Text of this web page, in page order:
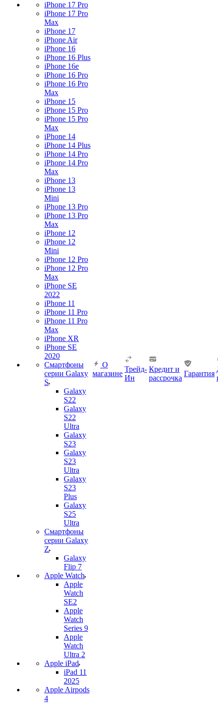
iPhone 17 Pro
iPhone 17 Pro
Max
iPhone 17
iPhone Air
iPhone 16
iPhone 16 Plus
iPhone 16e
iPhone 16 Pro
iPhone 16 Pro
Max
iPhone 15
iPhone 15 Pro
iPhone 15 Pro
Max
iPhone 14
iPhone 14 Plus
iPhone 14 Pro
iPhone 14 Pro
Max
iPhone 13
iPhone 13
Mini
iPhone 13 Pro
iPhone 13 Pro
Max
iPhone 12
iPhone 12
Mini
iPhone 12 Pro
iPhone 12 Pro
Max
iPhone SE
2022
iPhone 11
iPhone 11 Pro
iPhone 11 Pro
Max
iPhone XR
iPhone SE
2020
Смартфоны
серии Galaxy
S
Galaxy
S22
Galaxy
S22
Ultra
Galaxy
S23
Galaxy
S23
Ultra
Galaxy
S23
Plus
Galaxy
S25
Ultra
Смартфоны
серии Galaxy
Z
Galaxy
Flip 7
Apple Watch
Apple
Watch
SE2
Apple
Watch
Series 9
Apple
Watch
Ultra 2
Apple iPad
iPad 11
2025
Apple Airpods
4
О
магазине
Трейд-
Ин
Кредит и
рассрочка
Гарантия